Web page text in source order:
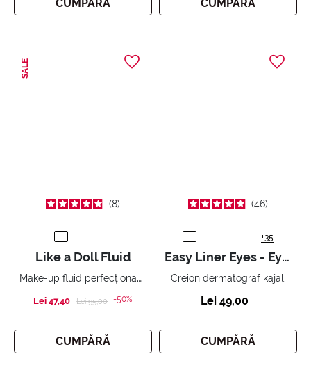
CUMPĂRĂ CUMPĂRĂ
SALE
8
Like a Doll Fluid
Make-up fluid perfecționant, efect de piele nudă.
Lei 47,40 Price reduced from
Lei 95,00to-50%
CUMPĂRĂ
46
+35
Easy Liner Eyes - Eye Pencil Khol
Creion dermatograf kajal.
Lei 49,00
CUMPĂRĂ